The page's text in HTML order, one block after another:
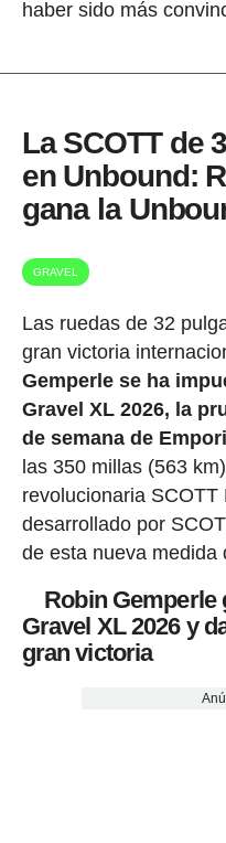
haber sido más
La SCOTT de
en Unbound:
gana la
GRAVEL
Las ruedas de 32
gran victoria
Gemperle se ha
Gravel XL 2026, la
de semana de
las 350 millas (563
revolucionaria
desarrollado por
de esta nueva medida
Robin Gemperle
Gravel XL 2026 y
gran victoria